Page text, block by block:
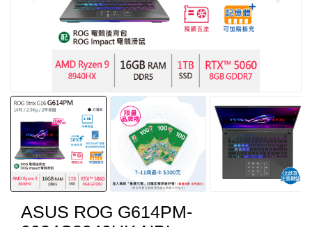
ASUS ROG G614PM-